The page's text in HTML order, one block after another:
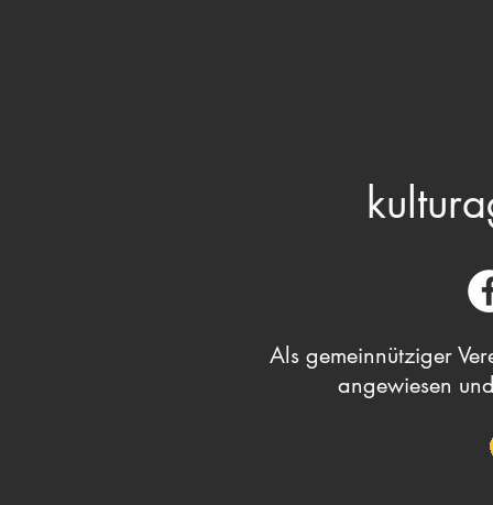
Als gemeinnütziger
angewiesen